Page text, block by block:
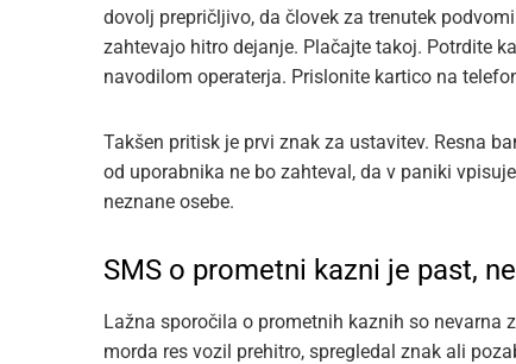
dovolj prepričljivo, da človek za trenutek
zahtevajo hitro dejanje. Plačajte takoj. Potrdite
navodilom operaterja. Prislonite kartico na
Takšen pritisk je prvi znak za ustavitev. Resna
od uporabnika ne bo zahteval, da v paniki
neznane osebe.
SMS o prometni kazni je past,
Lažna sporočila o prometnih kaznih so nevarna
morda res vozil prehitro, spregledal znak ali